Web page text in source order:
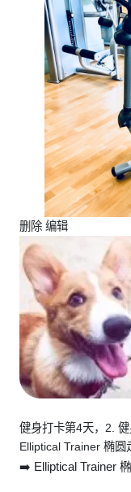
删除 编辑
健身打卡第4天，2.
Elliptical Trainer 椭
➡️ Elliptical Trainer